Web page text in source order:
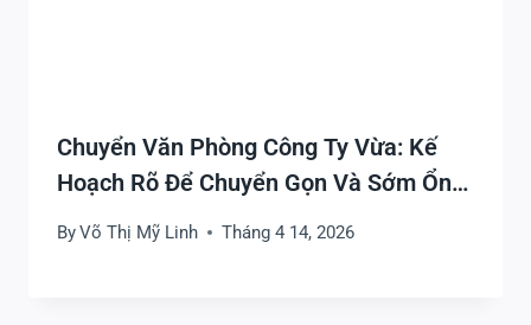
Chuyển Văn Phòng Công Ty Vừa: Kế
Hoạch Rõ Để Chuyển Gọn Và Sớm Ổn
Định Làm Việc
ByVõ Thị Mỹ Linh Tháng 4 14, 2026